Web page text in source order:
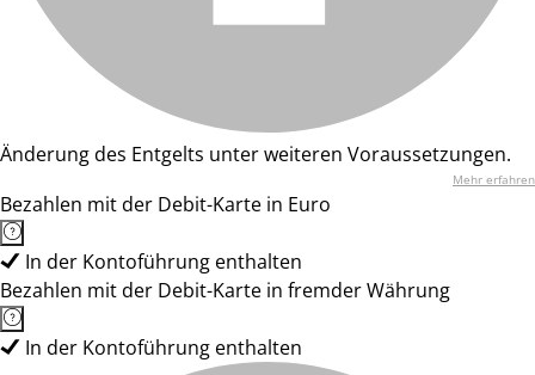
Änderung des Entgelts unter weiteren Voraussetzungen.
Mehr erfahren
Bezahlen mit der Debit-Karte in Euro
In der Kontoführung enthalten
Bezahlen mit der Debit-Karte in fremder Währung
In der Kontoführung enthalten